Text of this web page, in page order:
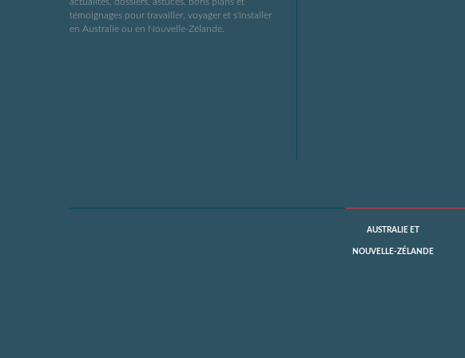
témoignages pour travailler, voyager et s'installer
en Australie ou en Nouvelle-Zélande.
AUSTRALIE ET
NOUVELLE-ZÉLANDE